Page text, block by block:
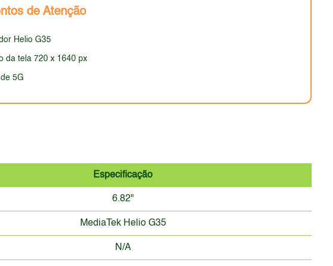
com os modelos mais recentes.
de Atenção
Helio G35
da tela 720 x 1640 px
5G
Especificação
6.82"
MediaTek Helio G35
N/A